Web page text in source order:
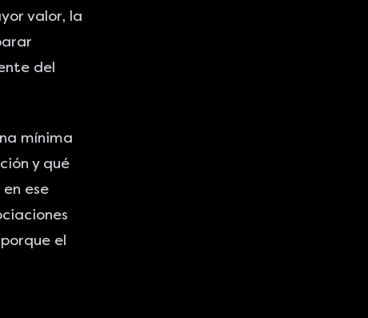
valor, la
del
mínima
y qué
ese
el